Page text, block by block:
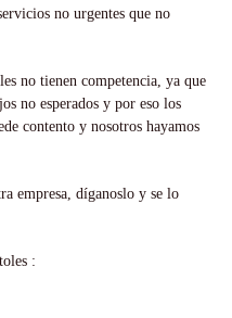
no urgentes que no
no tienen competencia, ya que
no esperados y por eso los
contento y nosotros hayamos
empresa, díganoslo y se lo
: